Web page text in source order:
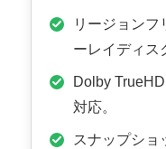
リージョンフ
ーレイディス
Dolby
対応。
スナップショ